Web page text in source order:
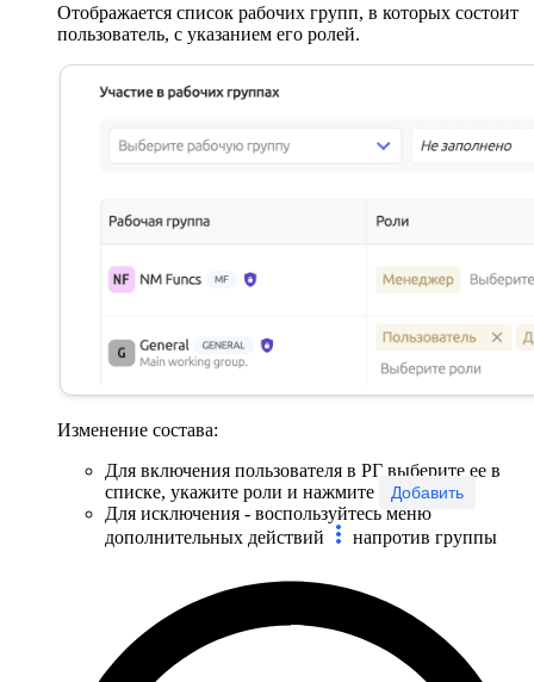
Отображается список рабочих групп, в которых состоит
пользователь, с указанием его ролей.
Изменение состава:
Для включения пользователя в РГ выберите ее в
списке, укажите роли и нажмите
Добавить
Для исключения - воспользуйтесь меню
дополнительных действий
напротив группы